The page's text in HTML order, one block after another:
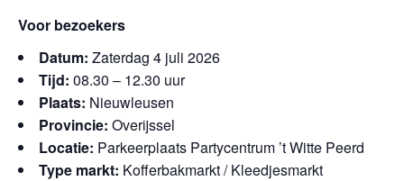
Voor bezoekers
Datum: Zaterdag 4 juli 2026
Tijd: 08.30 – 12.30 uur
Plaats: Nieuwleusen
Provincie: Overijssel
Locatie: Parkeerplaats Partycentrum ’t Witte Peerd
Type markt: Kofferbakmarkt / Kleedjesmarkt